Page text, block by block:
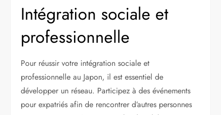
Intégration sociale et
professionnelle
Pour réussir votre intégration sociale et
professionnelle au Japon, il est essentiel de
développer un réseau. Participez à des événements
pour expatriés afin de rencontrer d’autres personnes